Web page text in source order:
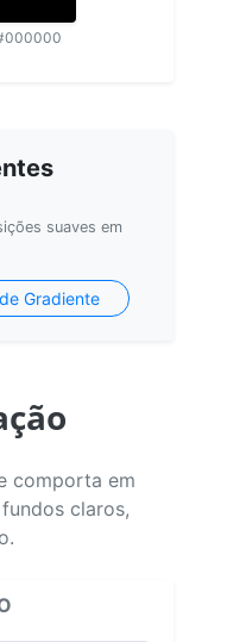
suaves em
Gradiente
comporta em
claros,